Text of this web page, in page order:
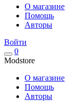
О магазине
Помощь
Авторы
Войти
0
Modstore
О магазине
Помощь
Авторы